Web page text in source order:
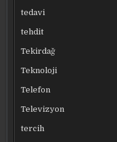
tedavi
tehdit
Tekirdağ
Teknoloji
Telefon
Televizyon
tercih